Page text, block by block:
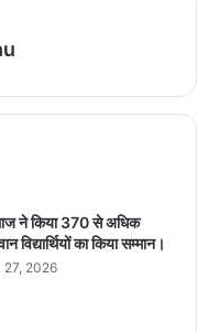
ने किया 370 से अधिक
विद्यार्थियों का किया सम्मान।
27, 2026